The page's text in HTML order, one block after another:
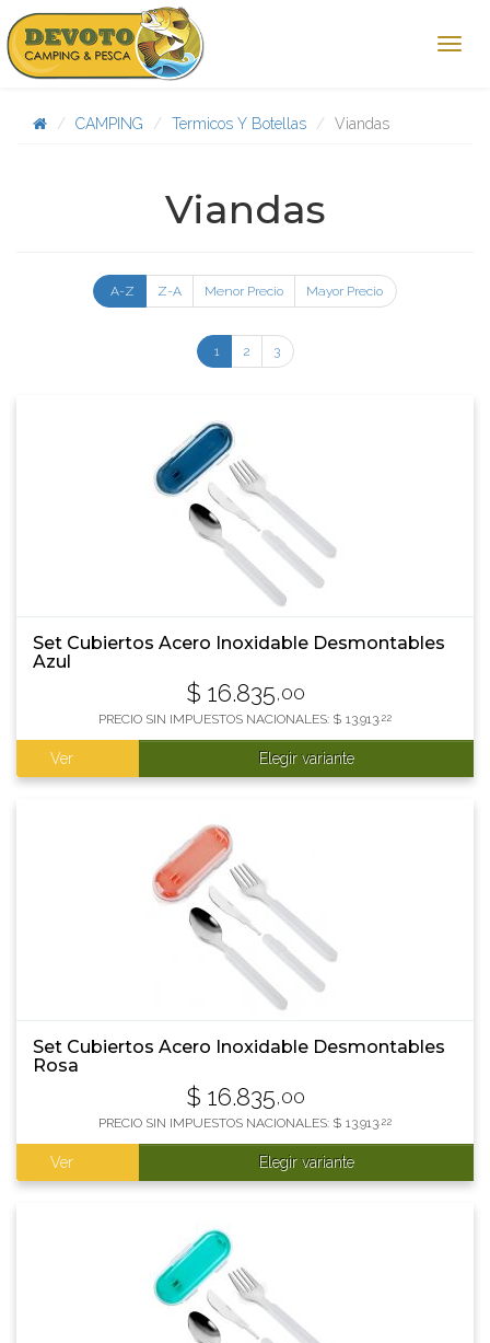
CAMPING Termicos Y Botellas Viandas
Viandas
A-Z Z-A Menor Precio Mayor Precio
1 2 3
Set Cubiertos Acero Inoxidable Desmontables
Azul
$ 16.835,00
PRECIO SIN IMPUESTOS NACIONALES: $ 13.913 ,22
Ver Elegir variante
Set Cubiertos Acero Inoxidable Desmontables
Rosa
$ 16.835,00
PRECIO SIN IMPUESTOS NACIONALES: $ 13.913 ,22
Ver Elegir variante